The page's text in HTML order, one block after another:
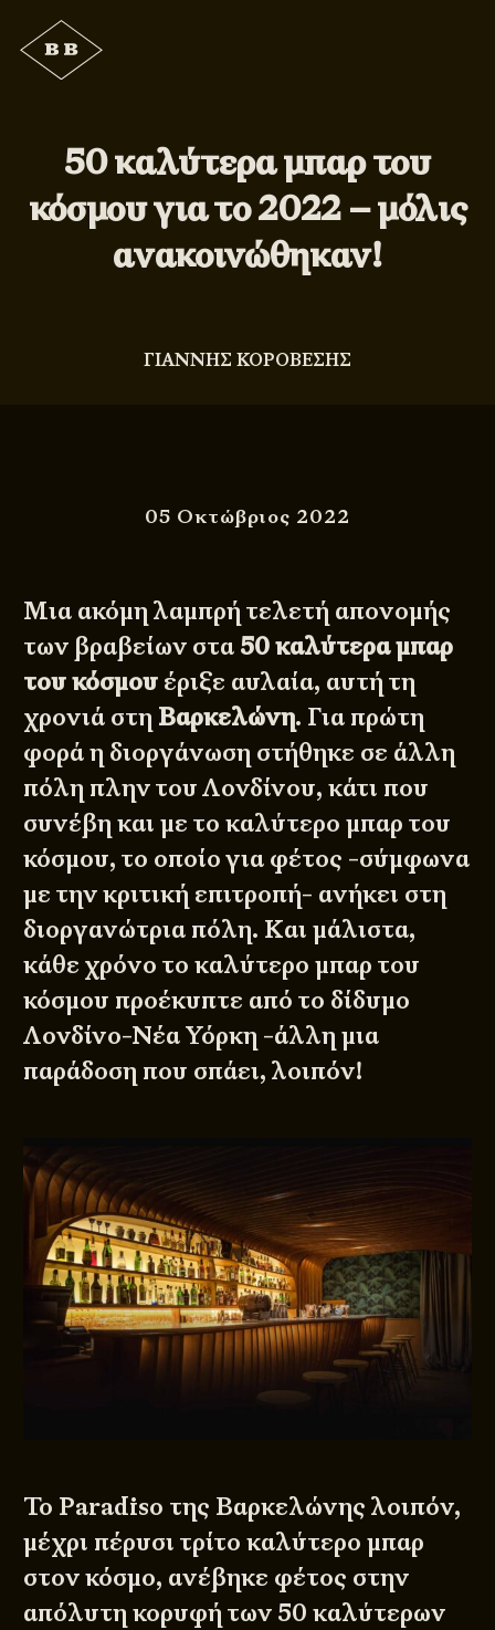
50 καλύτερα μπαρ του
κόσμου για το 2022 – μόλις
ανακοινώθηκαν!
ΓΙΑΝΝΗΣ ΚΟΡΟΒΕΣΗΣ
05 Οκτώβριος 2022
Μια ακόμη λαμπρή τελετή απονομής
των βραβείων στα 50 καλύτερα μπαρ
του κόσμου έριξε αυλαία, αυτή τη
χρονιά στη Βαρκελώνη. Για πρώτη
φορά η διοργάνωση στήθηκε σε άλλη
πόλη πλην του Λονδίνου, κάτι που
συνέβη και με το καλύτερο μπαρ του
κόσμου, το οποίο για φέτος -σύμφωνα
με την κριτική επιτροπή- ανήκει στη
διοργανώτρια πόλη. Και μάλιστα,
κάθε χρόνο το καλύτερο μπαρ του
κόσμου προέκυπτε από το δίδυμο
Λονδίνο-Νέα Υόρκη -άλλη μια
παράδοση που σπάει, λοιπόν!
Το Paradiso της Βαρκελώνης λοιπόν,
μέχρι πέρυσι τρίτο καλύτερο μπαρ
στον κόσμο, ανέβηκε φέτος στην
απόλυτη κορυφή των 50 καλύτερων